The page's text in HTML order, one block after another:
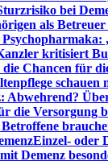
bei
als Betreuer
kritisiert
Chancen für
schauen
Abwehrend?
die Versorgung
Einzel- oder
Demenz